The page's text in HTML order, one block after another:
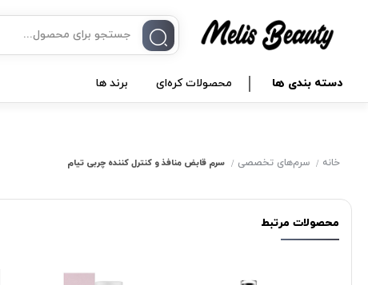
دسته بندی ها محصولات کره‌ای برند ها
خانه سرم‌های تخصصی سرم قابض منافذ و کنترل کننده چربی تیام
محصولات مرتبط